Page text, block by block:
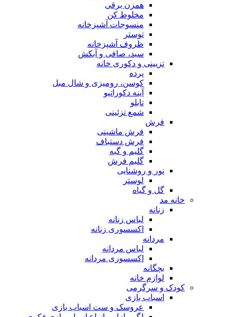
همزن برقی
مخلوط کن
منسوجات آشپزخانه
توستر
ظروف آشپزخانه
سبد، صافی و آبکش
تزیینی و دکوری خانه
پرده
کوسن، رومیزی و شال مبل
آینه دکوراتیو
تابلو
شمع تزئینی
فرش
فرش ماشینی
فرش دستباف
گلیم و گبه
گلیم فرش
نور و روشنایی
لوستر
گل و گیاه
خانه مد
زنانه
لباس زنانه
اکسسوری زنانه
مردانه
لباس مردانه
اکسسوری مردانه
بچگانه
لوازم خانه
کودک و سرگرمی
اسباب بازی
عروسک و ست اسباب بازی